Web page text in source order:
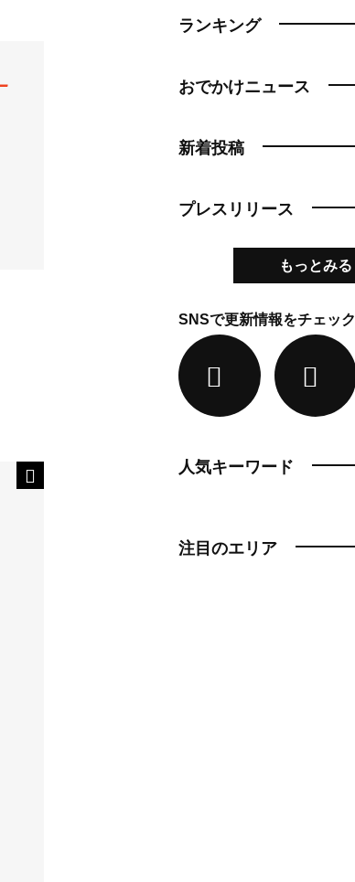
ランキング
おでかけニュース
新着投稿
プレスリリース
もっとみる
SNSで更新情報をチェック
人気キーワード
注目のエリア